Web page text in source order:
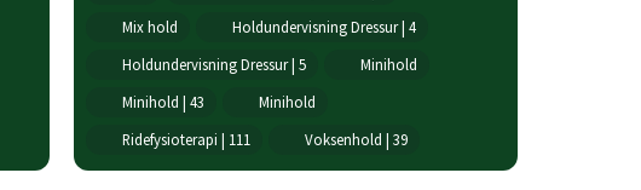
Mix hold
Holdundervisning Dressur | 4
Holdundervisning Dressur | 5
Minihold
Minihold | 43
Minihold
Ridefysioterapi | 111
Voksenhold | 39